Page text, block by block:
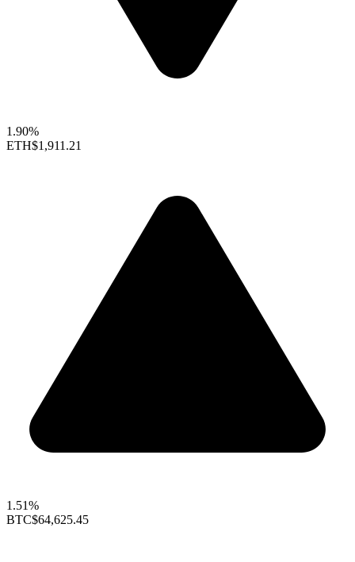
1.90%
ETH$1,911.21
1.51%
BTC$64,625.45